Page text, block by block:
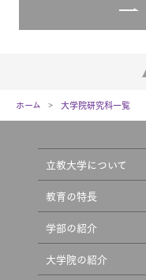
ホーム 大学院研究科一覧
立教大学について
教育の特長
学部の紹介
大学院の紹介